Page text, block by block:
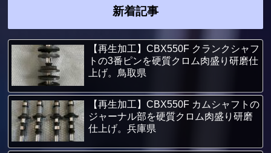
新着記事
【再生加工】CBX550F クランクシャフ
トの3番ピンを硬質クロム肉盛り研磨仕
上げ。鳥取県
【再生加工】CBX550F カムシャフトの
ジャーナル部を硬質クロム肉盛り研磨
仕上げ。兵庫県